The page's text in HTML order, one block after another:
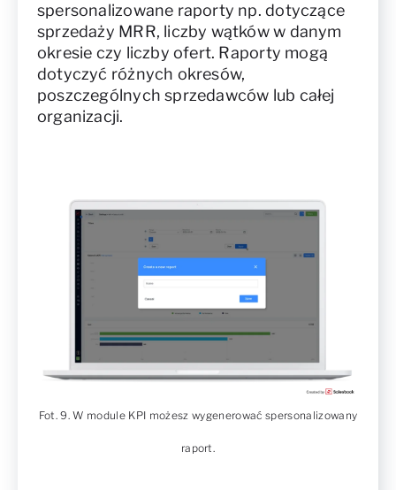
spersonalizowane raporty np. dotyczące
sprzedaży MRR, liczby wątków w danym
okresie czy liczby ofert. Raporty mogą
dotyczyć różnych okresów,
poszczególnych sprzedawców lub całej
organizacji.
Fot. 9. W module KPI możesz wygenerować spersonalizowany
raport.